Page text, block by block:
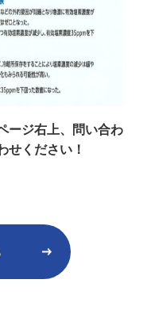
ージ右上、問い合わ
せください！